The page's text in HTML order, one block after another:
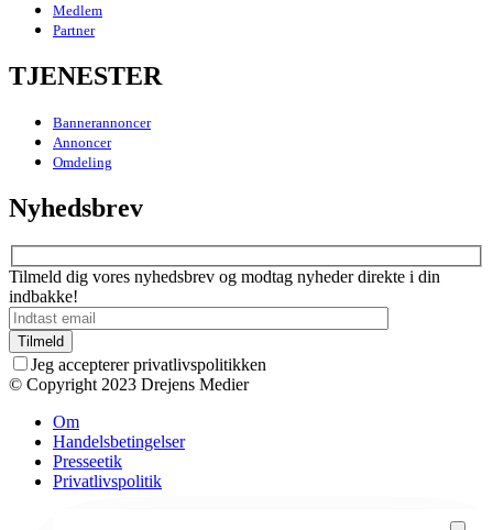
Medlem
Partner
TJENESTER
Bannerannoncer
Annoncer
Omdeling
Nyhedsbrev
Tilmeld dig vores nyhedsbrev og modtag nyheder direkte i din
indbakke!
Jeg accepterer privatlivspolitikken
© Copyright 2023 Drejens Medier
Om
Handelsbetingelser
Presseetik
Privatlivspolitik